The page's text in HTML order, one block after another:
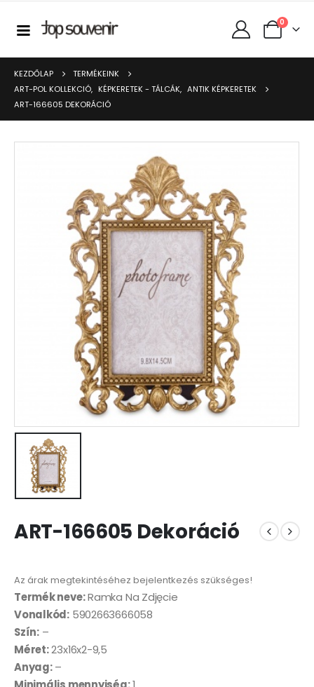
0
KEZDŐLAP
TERMÉKEINK
ART-POL KOLLEKCIÓ, KÉPKERETEK - TÁLCÁK, ANTIK KÉPKERETEK
ART-166605 DEKORÁCIÓ
ART-166605 Dekoráció
Az árak megtekintéséhez bejelentkezés szükséges!
Termék neve:Ramka Na Zdjęcie
Vonalkód: 5902663666058
Szín:–
Méret:23x16x2-9,5
Anyag:–